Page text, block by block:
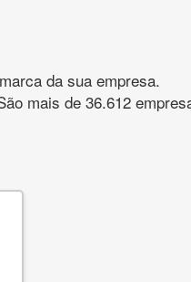
da sua empresa.
mais de 36.612